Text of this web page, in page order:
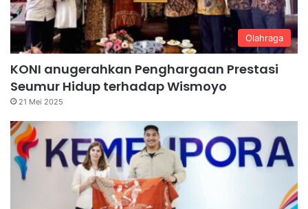
Olahraga
KONI anugerahkan Penghargaan Prestasi
Seumur Hidup terhadap Wismoyo
21 Mei 2025